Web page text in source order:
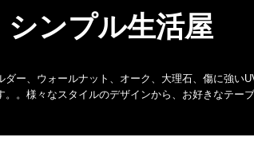
シンプル生活屋
ー、ウォールナット、オーク、大理石、傷に強い
。様々なスタイルのデザインから、お好きなテー